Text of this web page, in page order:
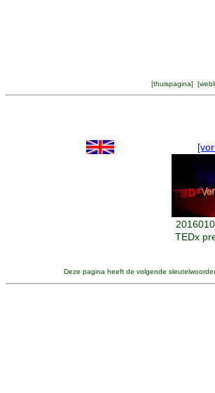
[thuispagina] [
TEDx
Deze pagina heeft de volgende